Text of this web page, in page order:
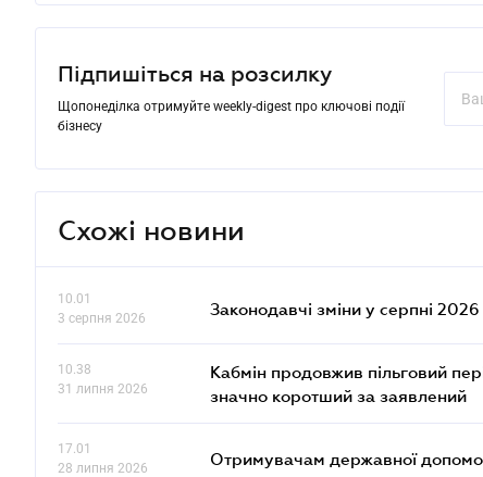
Підпишіться на розсилку
Щопонеділка отримуйте weekly-digest про ключові події
бізнесу
Схожі новини
10.01
3 серпня 2026
Законодавчі зміни у серпні 2026
10.38
31 липня 2026
Кабмін продовжив пільговий
значно коротший за заявлений
17.01
28 липня 2026
Отримувачам державної